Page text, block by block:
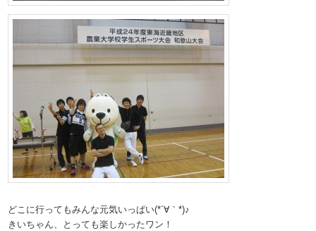
どこに行ってもみんな元気いっぱい(*´∀｀*)♪
きいちゃん、とっても楽しかったワン！